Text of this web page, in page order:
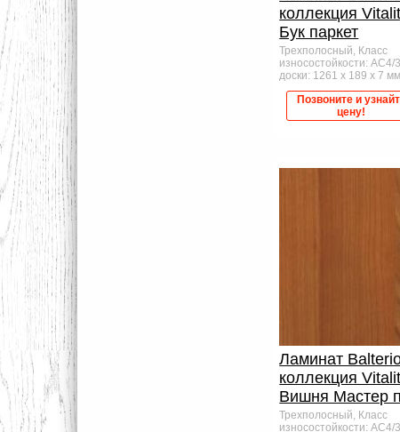
коллекция
Бук паркет
Трехполосный, Класс
износостойкости:
доски: 1261 x 189 x 7
Позвоните и
цену!
Ламинат
коллекция
Вишня Мастер
Трехполосный, Класс
износостойкости: